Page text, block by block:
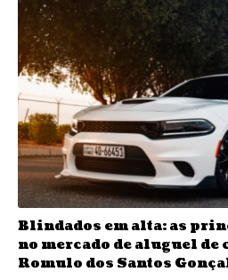
Blindados em alta: as
no mercado de aluguel de
Romulo dos Santos